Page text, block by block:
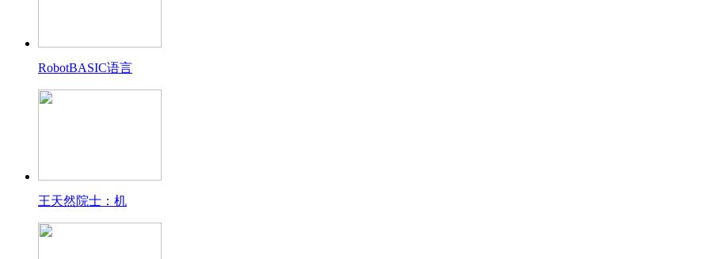
RobotBASIC语言
王天然院士：机